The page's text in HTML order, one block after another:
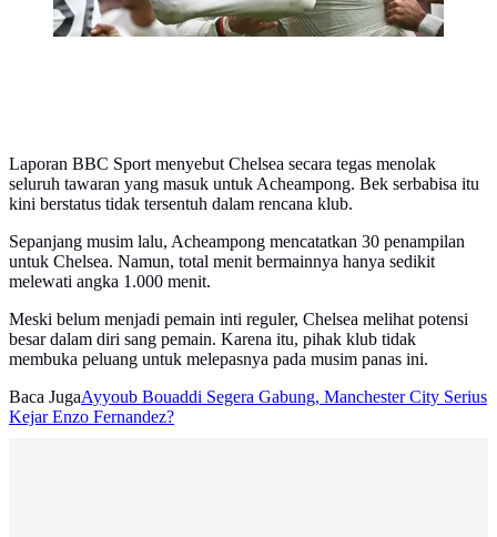
Laporan BBC Sport menyebut Chelsea secara tegas menolak
seluruh tawaran yang masuk untuk Acheampong. Bek serbabisa itu
kini berstatus tidak tersentuh dalam rencana klub.
Sepanjang musim lalu, Acheampong mencatatkan 30 penampilan
untuk Chelsea. Namun, total menit bermainnya hanya sedikit
melewati angka 1.000 menit.
Meski belum menjadi pemain inti reguler, Chelsea melihat potensi
besar dalam diri sang pemain. Karena itu, pihak klub tidak
membuka peluang untuk melepasnya pada musim panas ini.
Baca JugaAyyoub Bouaddi Segera Gabung, Manchester City Serius
Kejar Enzo Fernandez?